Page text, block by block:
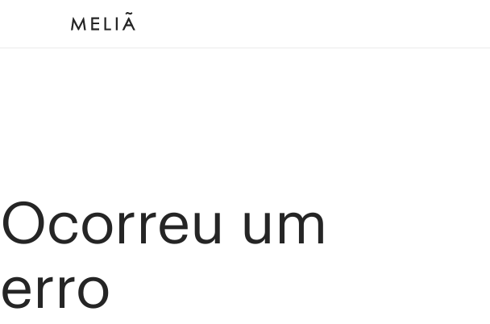
Ocorreu um
erro